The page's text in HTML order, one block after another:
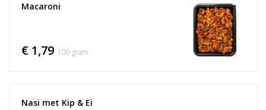
Macaroni
€ 1,79 100 gram
Nasi met Kip & Ei